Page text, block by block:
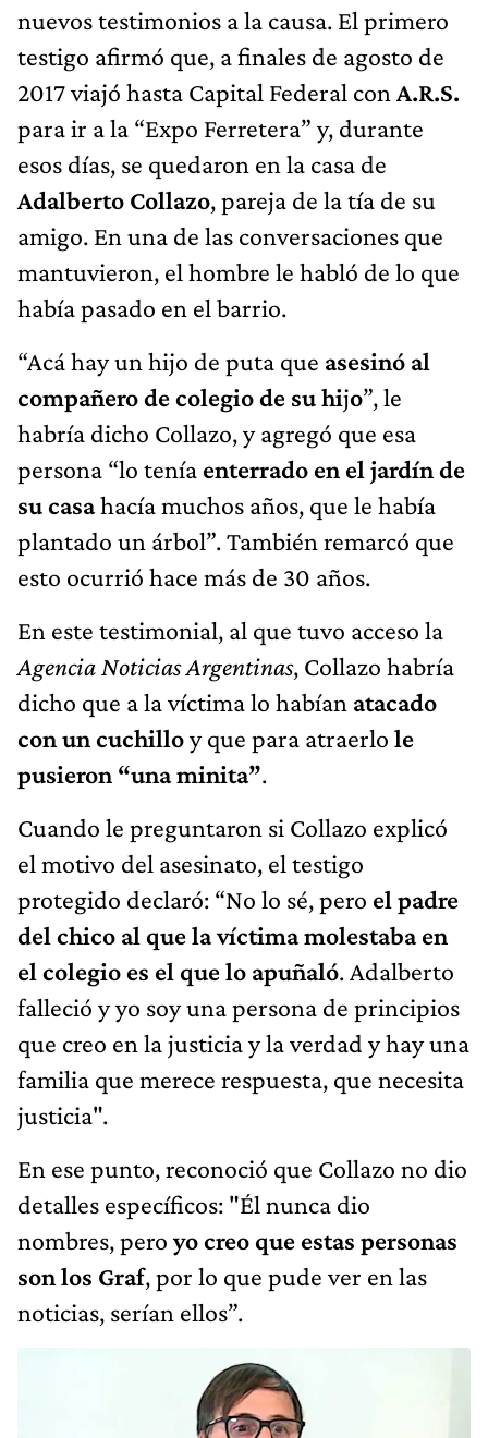
nuevos testimonios a la causa. El primero
testigo afirmó que, a finales de agosto de
2017 viajó hasta Capital Federal con A.R.S.
para ir a la “Expo Ferretera” y, durante
esos días, se quedaron en la casa de
Adalberto Collazo, pareja de la tía de su
amigo. En una de las conversaciones que
mantuvieron, el hombre le habló de lo que
había pasado en el barrio.
“Acá hay un hijo de puta que asesinó al
compañero de colegio de su hijo”, le
habría dicho Collazo, y agregó que esa
persona “lo tenía enterrado en el jardín de
su casahacía muchos años, que le había
plantado un árbol”. También remarcó que
esto ocurrió hace más de 30 años.
En este testimonial, al que tuvo acceso la
Agencia Noticias Argentinas, Collazo habría
dicho que a la víctima lo habían atacado
con un cuchilloy que para atraerlo le
pusieron “una minita”.
Cuando le preguntaron si Collazo explicó
el motivo del asesinato, el testigo
protegido declaró: “No lo sé, pero el padre
del chico al que la víctima molestaba en
el colegio es el que lo apuñaló. Adalberto
falleció y yo soy una persona de principios
que creo en la justicia y la verdad y hay una
familia que merece respuesta, que necesita
justicia".
En ese punto, reconoció que Collazo no dio
detalles específicos: "Él nunca dio
nombres, peroyo creo que estas personas
son los Graf, por lo que pude ver en las
noticias, serían ellos”.